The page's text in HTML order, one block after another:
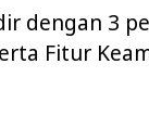
dengan 3
Fitur